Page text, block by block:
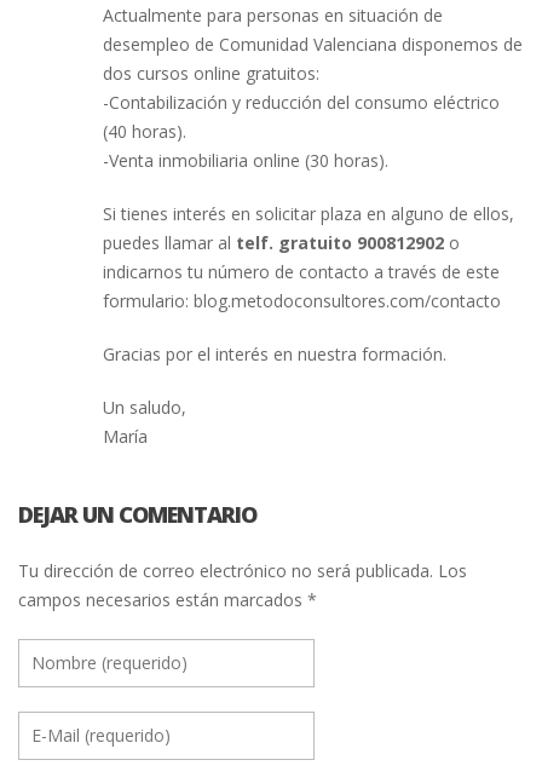
Actualmente para personas en situación de
desempleo de Comunidad Valenciana disponemos de
dos cursos online gratuitos:
-Contabilización y reducción del consumo eléctrico
(40 horas).
-Venta inmobiliaria online (30 horas).
Si tienes interés en solicitar plaza en alguno de ellos,
puedes llamar al telf. gratuito 900812902 o
indicarnos tu número de contacto a través de este
formulario: blog.metodoconsultores.com/contacto
Gracias por el interés en nuestra formación.
Un saludo,
María
DEJAR UN COMENTARIO
Tu dirección de correo electrónico no será publicada. Los
campos necesarios están marcados *